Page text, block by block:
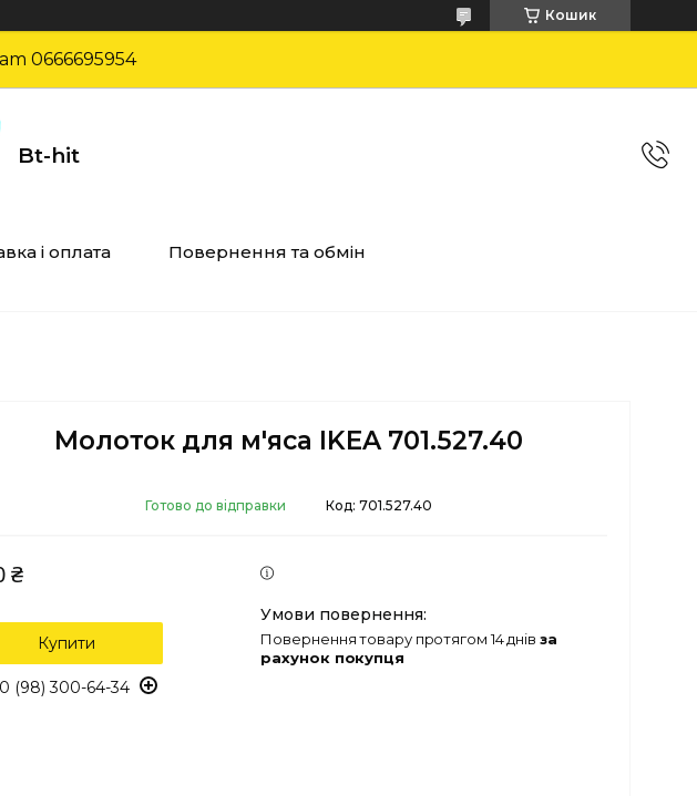
Кошик
0666695954
Bt-hit
і оплата Повернення та обмін
Молоток для м'яса IKEA 701.527.40
Готово до відправки Код: 701.527.40
₴
Купити
(98) 300-64-34
повернення товару протягом 14 днів за
рахунок покупця